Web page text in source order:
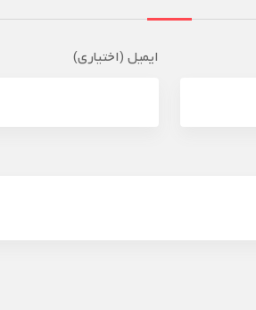
ایمیل (اختیاری)